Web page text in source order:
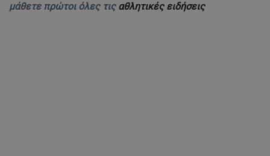
μάθετε πρώτοι όλες τις αθλητικές ειδήσεις